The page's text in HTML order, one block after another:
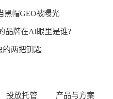
黑帽GEO被曝光
品牌在AI眼里是谁?
的两把钥匙
投放托管
产品与方案